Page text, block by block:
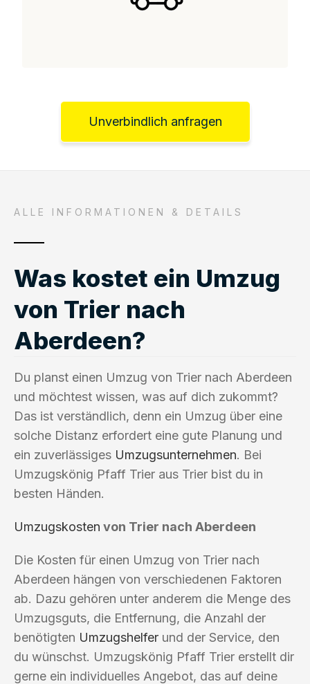
Unverbindlich anfragen
ALLE INFORMATIONEN & DETAILS
Was kostet ein Umzug
von Trier nach
Aberdeen?
Du planst einen Umzug von Trier nach Aberdeen
und möchtest wissen, was auf dich zukommt?
Das ist verständlich, denn ein Umzug über eine
solche Distanz erfordert eine gute Planung und
ein zuverlässiges Umzugsunternehmen. Bei
Umzugskönig Pfaff Trier aus Trier bist du in
besten Händen.
Umzugskosten von Trier nach Aberdeen
Die Kosten für einen Umzug von Trier nach
Aberdeen hängen von verschiedenen Faktoren
ab. Dazu gehören unter anderem die Menge des
Umzugsguts, die Entfernung, die Anzahl der
benötigten Umzugshelfer und der Service, den
du wünschst. Umzugskönig Pfaff Trier erstellt dir
gerne ein individuelles Angebot, das auf deine